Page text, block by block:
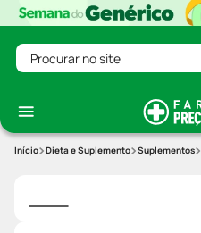
Procurar no site
Dieta e Suplemento Suplementos